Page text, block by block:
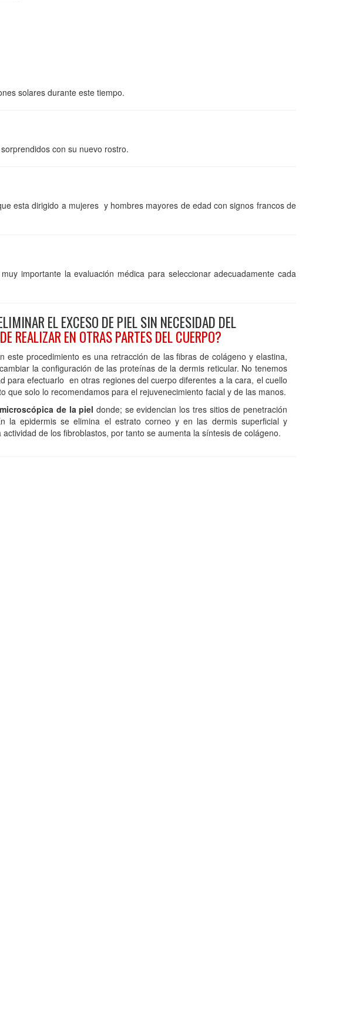
solares durante este tiempo.
con su nuevo rostro.
esta dirigido a mujeres y hombres mayores de edad con signos francos de
importante la evaluación médica para seleccionar adecuadamente cada
EL EXCESO DE PIEL SIN NECESIDAD DEL
REALIZAR EN OTRAS PARTES DEL CUERPO?
este procedimiento es una retracción de las fibras de colágeno y elastina,
la configuración de las proteínas de la dermis reticular. No tenemos
para efectuarlo en otras regiones del cuerpo diferentes a la cara, el cuello
que solo lo recomendamos para el rejuvenecimiento facial y de las manos.
de la piel donde; se evidencian los tres sitios de penetración
la epidermis se elimina el estrato corneo y en las dermis superficial y
de los fibroblastos, por tanto se aumenta la síntesis de colágeno.